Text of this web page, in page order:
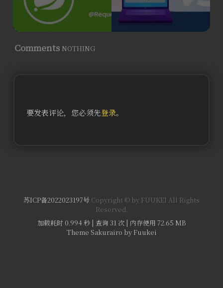
Comments NOTHING
要发表评论，您必须先登录。
苏ICP备2022023197号 Copyright © by FUUKEI All Rights
Reserved.
加载耗时 0.994 秒 | 查询 31 次 | 内存使用 72.65 MB
Theme Sakurairo by Fuukei